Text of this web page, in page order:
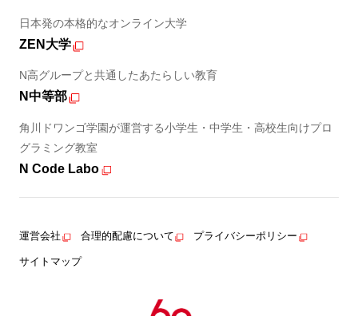
日本発の本格的なオンライン大学
ZEN大学
N高グループと共通したあたらしい教育
N中等部
角川ドワンゴ学園が運営する小学生・中学生・高校生向けプロ
グラミング教室
N Code Labo
運営会社 合理的配慮について プライバシーポリシー
サイトマップ